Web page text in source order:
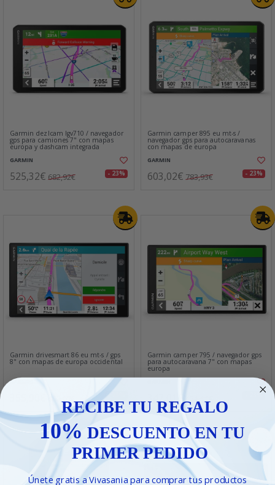
Garmin dezlcam lgv710 / navegador
gps para camiones 7" con mapas
europa y dashcam integrada
GARMIN
525,32€ 682,92€ - 23%
Garmin camper 895 eu mt-s /
navegador gps para autocaravanas
con mapas de europa
GARMIN
603,02€ 783,93€ - 23%
Garmin drivesmart 86 eu mt-s / gps
8" con mapas de europa occidental
GARMIN
- 23%
Garmin camper 795 / navegador gps
para autocaravana 7" con mapas
europa
RECIBE TU REGALO
10% DESCUENTO EN TU
PRIMER PEDIDO
Únete gratis a Vivasania para comprar tus productos